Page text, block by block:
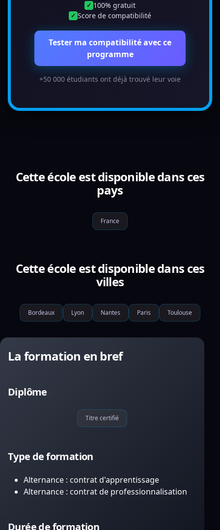
✓ 100% gratuit
✓ Score de compatibilité
Tester ma compatibilité avec ce
programme
+50 000 étudiants ont déjà trouvé leur voie
Cette école est disponible dans ces
pays
France
Cette école est disponible dans ces
villes
Bordeaux Lyon Nantes Paris Toulouse
La formation en bref
Diplôme
Titre certifié
Type de formation
Alternance : contrat d'apprentissage
Alternance : contrat de professionnalisation
Durée de formation